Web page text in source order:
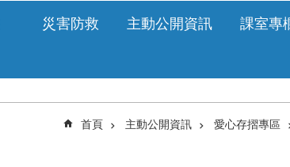
災害防救 主動公開資訊 課室專
首頁 主動公開資訊 愛心存摺專區